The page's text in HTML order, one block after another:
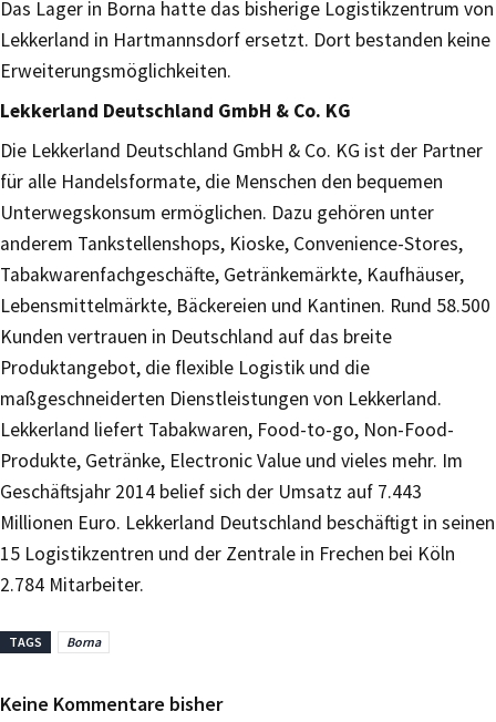
Das Lager in Borna hatte das bisherige Logistikzentrum von
Lekkerland in Hartmannsdorf ersetzt. Dort bestanden keine
Erweiterungsmöglichkeiten.
Lekkerland Deutschland GmbH & Co. KG
Die Lekkerland Deutschland GmbH & Co. KG ist der Partner
für alle Handelsformate, die Menschen den bequemen
Unterwegskonsum ermöglichen. Dazu gehören unter
anderem Tankstellenshops, Kioske, Convenience-Stores,
Tabakwarenfachgeschäfte, Getränkemärkte, Kaufhäuser,
Lebensmittelmärkte, Bäckereien und Kantinen. Rund 58.500
Kunden vertrauen in Deutschland auf das breite
Produktangebot, die flexible Logistik und die
maßgeschneiderten Dienstleistungen von Lekkerland.
Lekkerland liefert Tabakwaren, Food-to-go, Non-Food-
Produkte, Getränke, Electronic Value und vieles mehr. Im
Geschäftsjahr 2014 belief sich der Umsatz auf 7.443
Millionen Euro. Lekkerland Deutschland beschäftigt in seinen
15 Logistikzentren und der Zentrale in Frechen bei Köln
2.784 Mitarbeiter.
TAGS Borna
Keine Kommentare bisher